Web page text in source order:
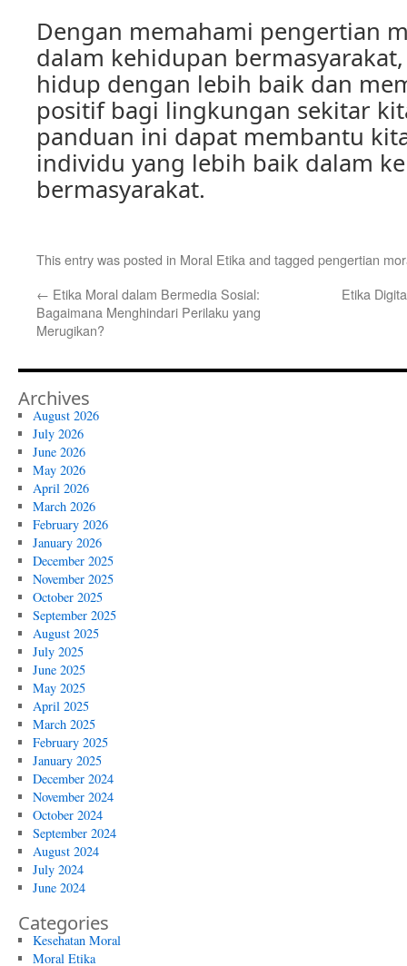
Dengan memahami pengertian
dalam kehidupan
hidup dengan lebih baik dan
positif bagi lingkungan sekitar
panduan ini dapat membantu
individu yang lebih baik dalam
bermasyarakat.
This entry was posted in Moral Etika and tagged pengertian
← Etika Moral dalam Bermedia Sosial:
Bagaimana Menghindari Perilaku yang
Merugikan?
Etika
Archives
August 2026
July 2026
June 2026
May 2026
April 2026
March 2026
February 2026
January 2026
December 2025
November 2025
October 2025
September 2025
August 2025
July 2025
June 2025
May 2025
April 2025
March 2025
February 2025
January 2025
December 2024
November 2024
October 2024
September 2024
August 2024
July 2024
June 2024
Categories
Kesehatan Moral
Moral Etika